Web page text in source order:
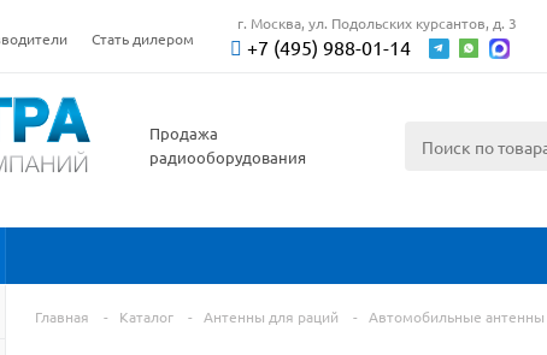
Стать дилером
г. Москва, ул. Подольских курсантов, д. 3
+7 (495) 988-01-14
Продажа
радиооборудования
Главная - Каталог - Антенны для раций - Автомобильные антенны